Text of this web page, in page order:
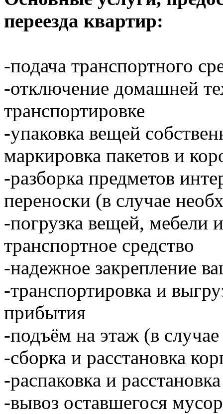
переезда квартир:
-подача транспортного
-отключение домашней
транспортировке
-упаковка вещей
маркировка пакетов и
-разборка предметов
переноски (в случае
-погрузка вещей, мебели
транспортное средство
-надежное закрепление
-транспортировка и
прибытия
-подъём на этаж (в
-сборка и расстановка
-распаковка и
-вывоз оставшегося